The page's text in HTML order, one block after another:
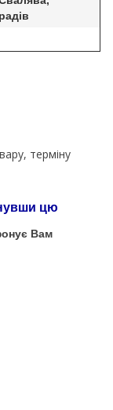
терміну
цю
Вам